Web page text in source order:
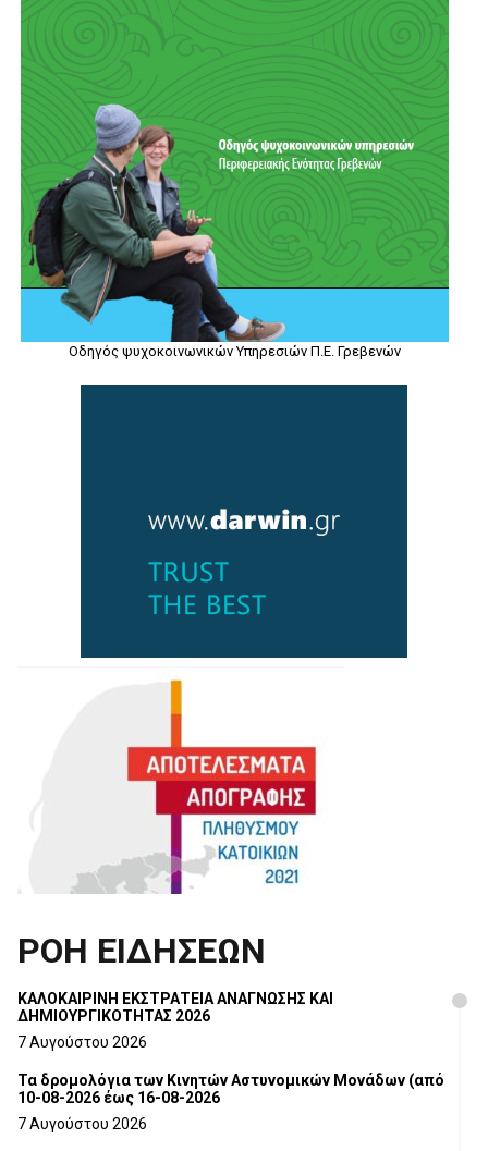
Οδηγός ψυχοκοινωνικών Υπηρεσιών Π.Ε. Γρεβενών
ΡΟΗ ΕΙΔΗΣΕΩΝ
ΚΑΛΟΚΑΙΡΙΝΗ ΕΚΣΤΡΑΤΕΙΑ ΑΝΑΓΝΩΣΗΣ ΚΑΙ
ΔΗΜΙΟΥΡΓΙΚΟΤΗΤΑΣ 2026
7 Αυγούστου 2026
Τα δρομολόγια των Κινητών Αστυνομικών Μονάδων (από
10-08-2026 έως 16-08-2026
7 Αυγούστου 2026